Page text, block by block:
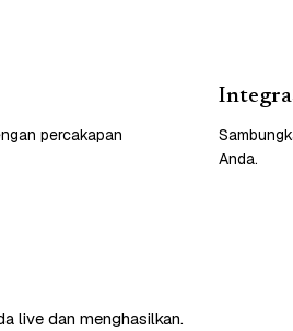
percakapan
Anda.
live dan menghasilkan.